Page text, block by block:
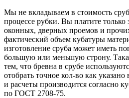
Мы не вкладываем в стоимость
процессе рубки. Вы платите только
оконных, дверных проемов и
фактический объем кубатуры
изготовление сруба может иметь
большую или меньшую строну.
тем, что бревна в срубе
отобрать точное кол-во как
и расчеты производится согласно
по ГОСТ 2708-75.